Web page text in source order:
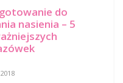
do
nasienia – 5